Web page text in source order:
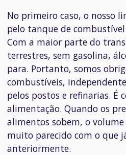
No primeiro caso, o nosso
pelo tanque de
Com a maior parte do
terrestres, sem gasolina,
para. Portanto, somos
combustíveis,
pelos postos e refinarias. É
alimentação. Quando os
alimentos sobem, o
muito parecido com o que
anteriormente.